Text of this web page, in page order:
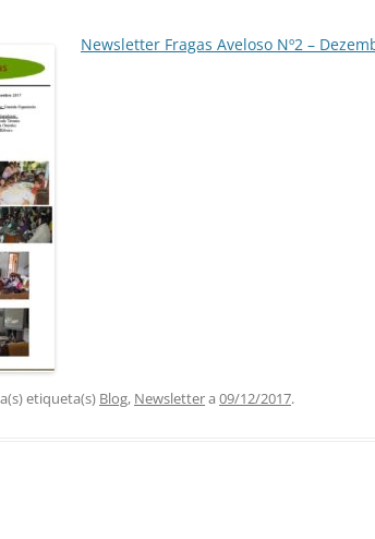
Newsletter Fragas Aveloso Nº2 –
etiqueta(s) Blog, Newslettera 09/12/2017.